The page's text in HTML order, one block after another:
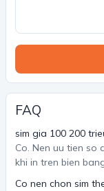
FAQ
sim gia 100 200
Co. Nen uu tien
khi in tren bien
Co nen chon sim